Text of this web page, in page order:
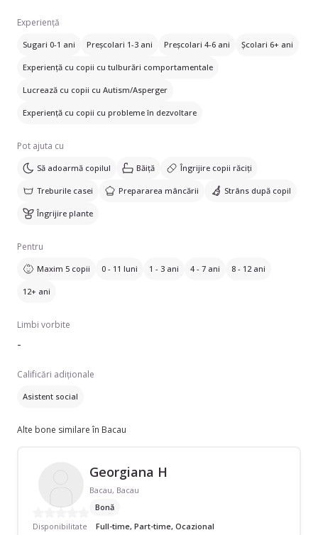
Experiență
Sugari 0-1 ani Preșcolari 1-3 ani Preșcolari 4-6 ani Școlari 6+ ani
Experiență cu copii cu tulburări comportamentale
Lucrează cu copii cu Autism/Asperger
Experiență cu copii cu probleme în dezvoltare
Pot ajuta cu
Să adoarmă copilul Băiță Îngrijire copii răciți
Treburile casei Prepararea mâncării Strâns după copil
Îngrijire plante
Pentru
Maxim 5 copii 0 - 11 luni 1 - 3 ani 4 - 7 ani 8 - 12 ani
12+ ani
Limbi vorbite
-
Calificări adiționale
Asistent social
Alte bone similare în Bacau
Georgiana H
Bacau, Bacau
Bonă
Disponibilitate
Full-time, Part-time, Ocazional